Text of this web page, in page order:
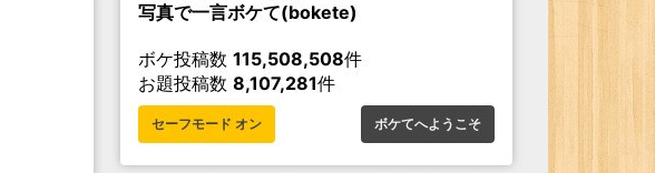
写真で一言ボケて(bokete)
ボケ投稿数 115,508,508件
お題投稿数 8,107,281件
セーフモード オン ボケてへようこそ